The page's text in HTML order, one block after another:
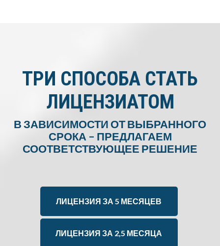
ТРИ СПОСОБА СТАТЬ
ЛИЦЕНЗИАТОМ
В ЗАВИСИМОСТИ ОТ ВЫБРАННОГО
СРОКА – ПРЕДЛАГАЕМ
СООТВЕТСТВУЮЩЕЕ РЕШЕНИЕ
ЛИЦЕНЗИЯ ЗА 5 МЕСЯЦЕВ
ЛИЦЕНЗИЯ ЗА 2,5 МЕСЯЦА